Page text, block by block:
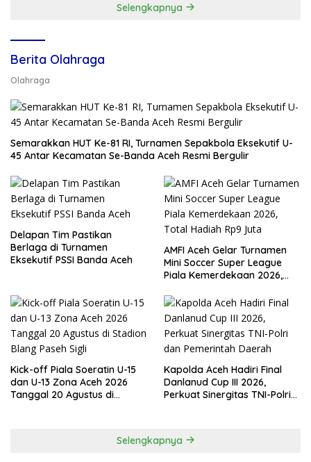
Selengkapnya
Berita Olahraga
Olahraga
Semarakkan HUT Ke-81 RI, Turnamen Sepakbola Eksekutif U-
45 Antar Kecamatan Se-Banda Aceh Resmi Bergulir
Delapan Tim Pastikan
Berlaga di Turnamen
Eksekutif PSSI Banda Aceh
AMFI Aceh Gelar Turnamen
Mini Soccer Super League
Piala Kemerdekaan 2026,
Kick-off Piala Soeratin U-15
dan U-13 Zona Aceh 2026
Tanggal 20 Agustus di
Kapolda Aceh Hadiri Final
Danlanud Cup III 2026,
Perkuat Sinergitas TNI-Polri
Selengkapnya